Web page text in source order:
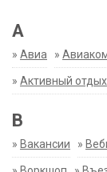
А
» Авиа »
» Активный отдых
В
» Вакансии »